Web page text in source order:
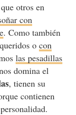
otros en
con
. Como también
o con
las pesadillas
domina el
, tienen su
contienen